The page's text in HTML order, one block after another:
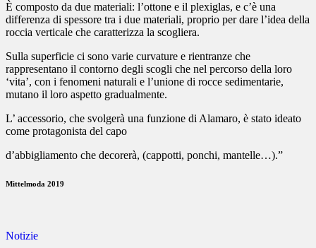
È composto da due materiali: l’ottone e il plexiglas, e c’è una
differenza di spessore tra i due materiali, proprio per dare l’idea della
roccia verticale che caratterizza la scogliera.
Sulla superficie ci sono varie curvature e rientranze che
rappresentano il contorno degli scogli che nel percorso della loro
‘vita’, con i fenomeni naturali e l’unione di rocce sedimentarie,
mutano il loro aspetto gradualmente.
L’ accessorio, che svolgerà una funzione di Alamaro, è stato ideato
come protagonista del capo
d’abbigliamento che decorerà, (cappotti, ponchi, mantelle…).”
Mittelmoda 2019
Notizie